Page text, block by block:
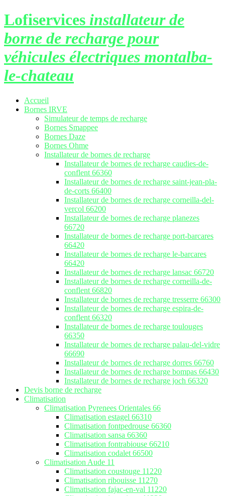
Lofiservices installateur de
borne de recharge pour
véhicules électriques montalba-
le-chateau
Accueil
Bornes IRVE
Simulateur de temps de recharge
Bornes Smappee
Bornes Daze
Bornes Ohme
Installateur de bornes de recharge
Installateur de bornes de recharge caudies-de-
conflent 66360
Installateur de bornes de recharge saint-jean-pla-
de-corts 66400
Installateur de bornes de recharge corneilla-del-
vercol 66200
Installateur de bornes de recharge planezes
66720
Installateur de bornes de recharge port-barcares
66420
Installateur de bornes de recharge le-barcares
66420
Installateur de bornes de recharge lansac 66720
Installateur de bornes de recharge corneilla-de-
conflent 66820
Installateur de bornes de recharge tresserre 66300
Installateur de bornes de recharge espira-de-
conflent 66320
Installateur de bornes de recharge toulouges
66350
Installateur de bornes de recharge palau-del-vidre
66690
Installateur de bornes de recharge dorres 66760
Installateur de bornes de recharge bompas 66430
Installateur de bornes de recharge joch 66320
Devis borne de recharge
Climatisation
Climatisation Pyrenees Orientales 66
Climatisation estagel 66310
Climatisation fontpedrouse 66360
Climatisation sansa 66360
Climatisation fontrabiouse 66210
Climatisation codalet 66500
Climatisation Aude 11
Climatisation coustouge 11220
Climatisation ribouisse 11270
Climatisation fajac-en-val 11220